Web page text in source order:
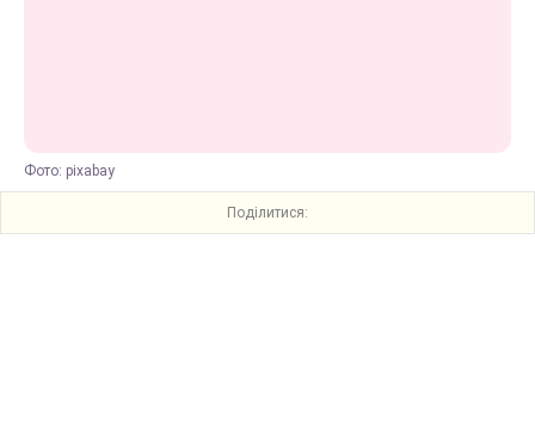
Фото: pixabay
Поділитися: